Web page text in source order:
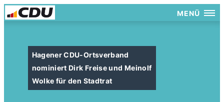
MENÜ
Hagener CDU-Ortsverband
nominiert Dirk Freise und Meinolf
Wolke für den Stadtrat